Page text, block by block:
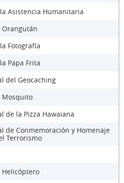
Asistencia Humanitaria
Fotografía
Papa Frita
del Geocaching
Mosquito
de la Pizza Hawaiana
de Conmemoración y Homenaje
Terrorismo